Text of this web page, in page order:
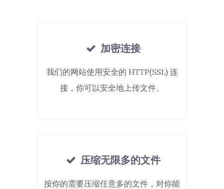
加密连接
我们的网站使用安全的 HTTP(SSL) 连
接，你可以安全地上传文件。
压缩无限多的文件
按你的需要压缩任意多的文件，对你能